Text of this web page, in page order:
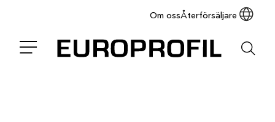
Om ossÅterförsäljare